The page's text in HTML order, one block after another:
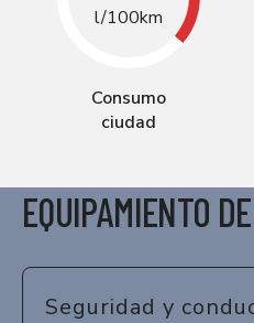
l/100km
Consumo
ciudad
EQUIPAMIENTO
Seguridad y